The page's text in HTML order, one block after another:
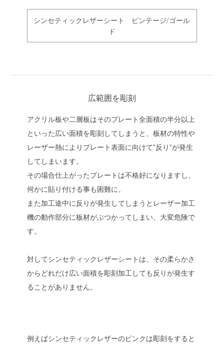
シンセティックレザーシート ビンテージ/ゴール
ド
広範囲を彫刻
アクリル板や二層板はそのプレート全面積の半分以上
といった広い面積を彫刻してしまうと、板材の特性や
レーザー熱によりプレート表面に向けて”反り”が発生
してしまいます。
その場合仕上がったプレートは不格好になりますし、
何かに貼り付ける事も困難に。
また加工途中に反りが発生してしまうとレーザー加工
機の動作部分に板材がぶつかってしまい、大変危険で
す。
対してシンセティックレザーシートは、その柔らかさ
からどれだけ広い面積を彫刻加工しても反りが発生す
ることがありません。
例えばシンセティックレザーのピンクは彫刻をすると